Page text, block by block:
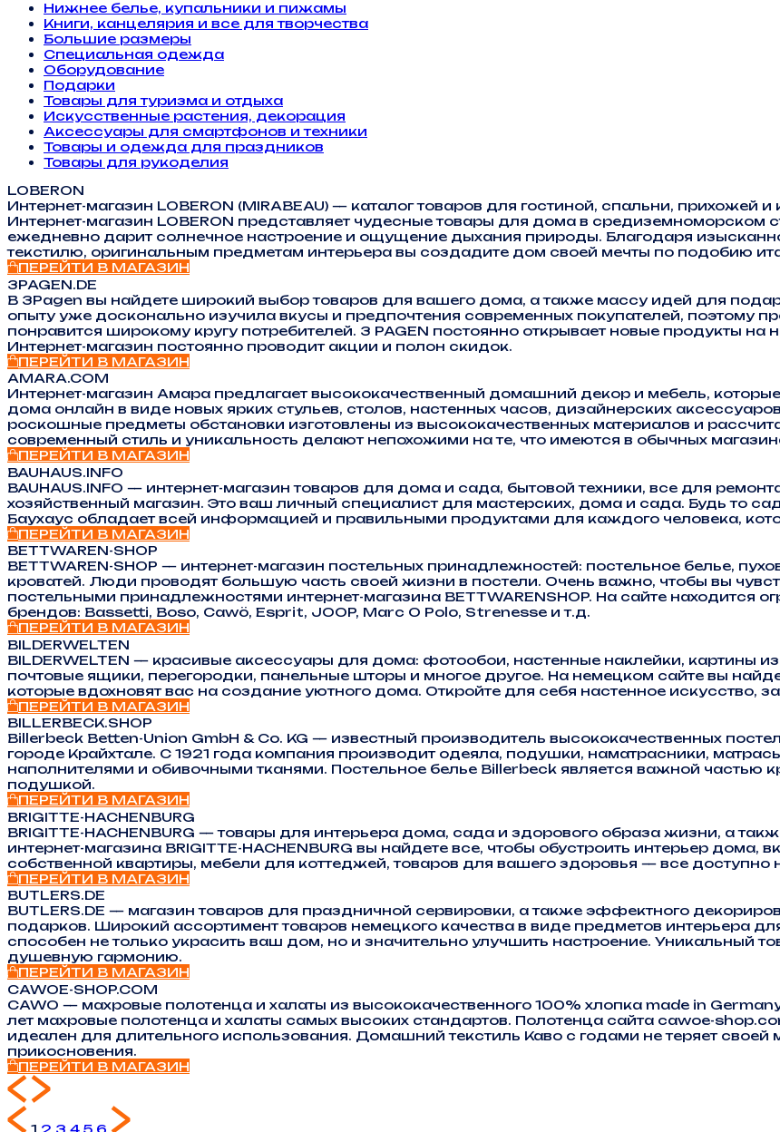
Нижнее белье, купальники и пижамы
Книги, канцелярия и все для творчества
Большие размеры
Специальная одежда
Оборудование
Подарки
Товары для туризма и отдыха
Искусственные растения, декорация
Аксессуары для смартфонов и техники
Товары и одежда для праздников
Товары для рукоделия
LOBERON
Интернет-магазин LOBERON (MIRABEAU) — каталог товаров для гостиной, спальни, прихожей
Интернет-магазин LOBERON представляет чудесные товары для дома в средиземноморском
ежедневно дарит солнечное настроение и ощущение дыхания природы. Благодаря
текстилю, оригинальным предметам интерьера вы создадите дом своей мечты по подобию
ПЕРЕЙТИ В МАГАЗИН
3PAGEN.DE
В 3Pagen вы найдете широкий выбор товаров для вашего дома, а также массу идей для
опыту уже досконально изучила вкусы и предпочтения современных покупателей, поэтому
понравится широкому кругу потребителей. 3 PAGEN постоянно открывает новые продукты
Интернет-магазин постоянно проводит акции и полон скидок.
ПЕРЕЙТИ В МАГАЗИН
AMARA.COM
Интернет-магазин Амара предлагает высококачественный домашний декор и мебель,
дома онлайн в виде новых ярких стульев, столов, настенных часов, дизайнерских
роскошные предметы обстановки изготовлены из высококачественных материалов и
современный стиль и уникальность делают непохожими на те, что имеются в обычных
ПЕРЕЙТИ В МАГАЗИН
BAUHAUS.INFO
BAUHAUS.INFO — интернет-магазин товаров для дома и сада, бытовой техники, все для
хозяйственный магазин. Это ваш личный специалист для мастерских, дома и сада. Будь то
Баухаус обладает всей информацией и правильными продуктами для каждого человека,
ПЕРЕЙТИ В МАГАЗИН
BETTWAREN-SHOP
BETTWAREN-SHOP — интернет-магазин постельных принадлежностей: постельное белье,
кроватей. Люди проводят большую часть своей жизни в постели. Очень важно, чтобы вы
постельными принадлежностями интернет-магазина BETTWARENSHOP. На сайте находится
брендов: Bassetti, Boso, Cawö, Esprit, JOOP, Marc O Polo, Strenesse и т.д.
ПЕРЕЙТИ В МАГАЗИН
BILDERWELTEN
BILDERWELTEN — красивые аксессуары для дома: фотообои, настенные наклейки, картины из
почтовые ящики, перегородки, панельные шторы и многое другое. На немецком сайте вы
которые вдохновят вас на создание уютного дома. Откройте для себя настенное искусство,
ПЕРЕЙТИ В МАГАЗИН
BILLERBECK.SHOP
Billerbeck Betten-Union GmbH & Co. KG — известный производитель высококачественных
городе Крайхтале. С 1921 года компания производит одеяла, подушки, наматрасники,
наполнителями и обивочными тканями. Постельное белье Billerbeck является важной частью
подушкой.
ПЕРЕЙТИ В МАГАЗИН
BRIGITTE-HACHENBURG
BRIGITTE-HACHENBURG — товары для интерьера дома, сада и здорового образа жизни, а
интернет-магазина BRIGITTE-HACHENBURG вы найдете все, чтобы обустроить интерьер
собственной квартиры, мебели для коттеджей, товаров для вашего здоровья — все
ПЕРЕЙТИ В МАГАЗИН
BUTLERS.DE
BUTLERS.DE — магазин товаров для праздничной сервировки, а также эффектного
подарков. Широкий ассортимент товаров немецкого качества в виде предметов интерьера
способен не только украсить ваш дом, но и значительно улучшить настроение. Уникальный
душевную гармонию.
ПЕРЕЙТИ В МАГАЗИН
CAWOE-SHOP.COM
CAWO — махровые полотенца и халаты из высококачественного 100% хлопка made in
лет махровые полотенца и халаты самых высоких стандартов. Полотенца сайта cawoe-
идеален для длительного использования. Домашний текстиль Каво с годами не теряет своей
прикосновения.
ПЕРЕЙТИ В МАГАЗИН